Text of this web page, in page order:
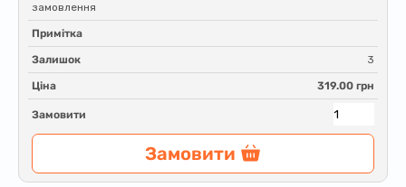
замовлення
Примітка
Залишок 3
Ціна 319.00 грн
Замовити
Замовити